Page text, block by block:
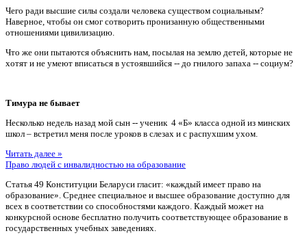
Чего ради высшие силы создали человека существом социальным?
Наверное, чтобы он смог сотворить пронизанную общественными
отношениями цивилизацию.
Что же они пытаются объяснить нам, посылая на землю детей, которые не
хотят и не умеют вписаться в устоявшийся -- до гнилого запаха -- социум?
Тимура не бывает
Несколько недель назад мой сын -- ученик 4 «Б» класса одной из минских
школ – встретил меня после уроков в слезах и с распухшим ухом.
Читать далее »
Право людей с инвалидностью на образование
Статья 49 Конституции Беларуси гласит: «каждый имеет право на
образование». Среднее специальное и высшее образование доступно для
всех в соответствии со способностями каждого. Каждый может на
конкурсной основе бесплатно получить соответствующее образование в
государственных учебных заведениях.